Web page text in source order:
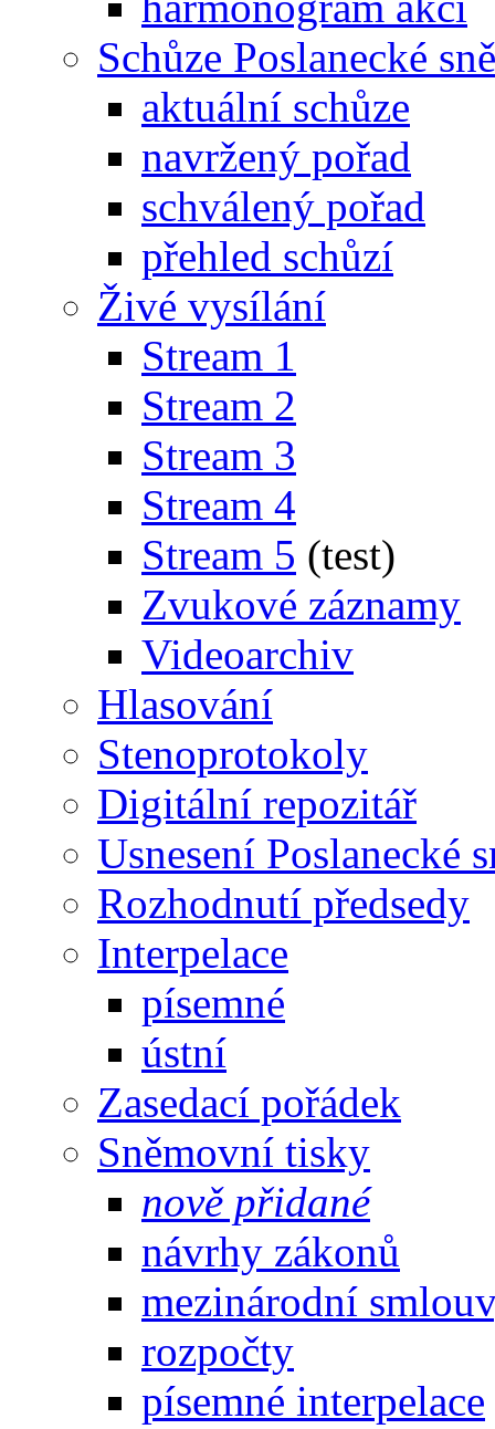
Schůze Poslanecké
aktuální schůze
navržený pořad
schválený pořad
přehled schůzí
Živé vysílání
Stream 1
Stream 2
Stream 3
Stream 4
Stream 5 (test)
Zvukové záznamy
Videoarchiv
Hlasování
Stenoprotokoly
Digitální repozitář
Usnesení Poslanecké
Rozhodnutí předsedy
Interpelace
písemné
ústní
Zasedací pořádek
Sněmovní tisky
nově přidané
návrhy zákonů
mezinárodní
rozpočty
písemné interpelace